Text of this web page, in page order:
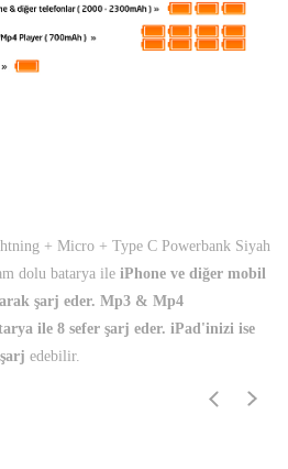
+ Micro + Type C Powerbank Siyah
dolu batarya ile iPhone ve diğer mobil
şarj eder. Mp3 & Mp4
ile 8 sefer şarj eder. iPad'inizi ise
edebilir.